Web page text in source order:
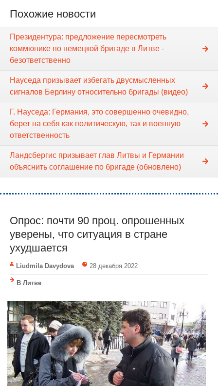
Похожие новости
Президентура: предложение пересмотреть
коммюнике по немецкой бригаде в Литве -
безответственно
Науседа призывает избегать двусмысленных
сигналов Берлину относительно бригады (видео)
Г. Науседа: Германия, это совершенно очевидно,
берет на себя как политическую, так и военную
ответственность
Ландсбергис призывает глав Литвы и Германии
объяснить соглашение по бригаде (обновлено)
Опрос: почти 90 проц. опрошенных
уверены, что ситуация в стране
ухудшается
Liudmila Davydova 28 декабря 2022
В Литве